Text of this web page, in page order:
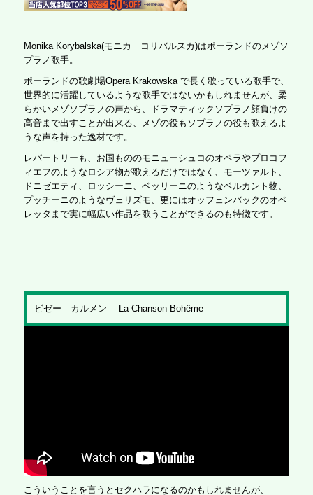
Monika Korybalska(モニカ コリバルスカ)はポーランドのメゾソ
プラノ歌手。
ポーランドの歌劇場Opera Krakowska で長く歌っている歌手で、
世界的に活躍しているような歌手ではないかもしれませんが、柔
らかいメゾソプラノの声から、ドラマティックソプラノ顔負けの
高音まで出すことが出来る、メゾの役もソプラノの役も歌えるよ
うな声を持った逸材です。
レパートリーも、お国もののモニューシュコのオペラやプロコフ
ィエフのようなロシア物が歌えるだけではなく、モーツァルト、
ドニゼエティ、ロッシーニ、ベッリーニのようなベルカント物、
プッチーニのようなヴェリズモ、更にはオッフェンバックのオペ
レッタまで実に幅広い作品を歌うことができるのも特徴です。
ビゼー カルメン La Chanson Bohême
こういうことを言うとセクハラになるのかもしれませんが、